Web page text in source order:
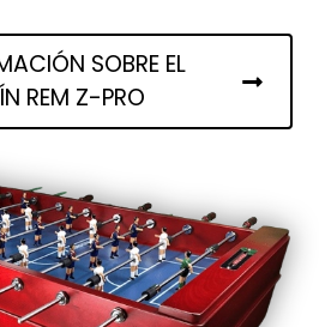
SOBRE EL
REM Z-PRO